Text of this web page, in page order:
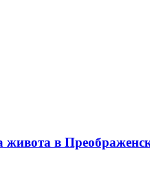
живота в